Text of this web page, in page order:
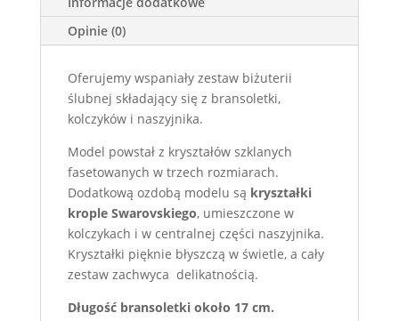
Opinie (0)
Oferujemy wspaniały zestaw biżuterii
ślubnej składający się z bransoletki,
kolczyków i naszyjnika.
Model powstał z kryształów szklanych
fasetowanych w trzech rozmiarach.
Dodatkową ozdobą modelu są kryształki
krople Swarovskiego, umieszczone w
kolczykach i w centralnej części naszyjnika.
Kryształki pięknie błyszczą w świetle, a cały
zestaw zachwyca delikatnością.
Długość bransoletki około 17 cm.